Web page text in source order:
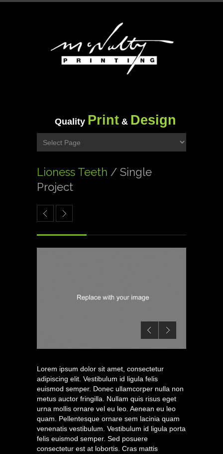
Quality Print & Design
Lioness Teeth / Single
Project
Lorem ipsum dolor sit amet, consectetur
adipiscing elit. Vestibulum id ligula felis
euismod semper. Donec ullamcorper nulla non
metus auctor fringilla. Nullam quis risus eget
urna mollis ornare vel eu leo. Aenean eu leo
quam. Pellentesque ornare sem lacinia quam
venenatis vestibulum. Vestibulum id ligula porta
felis euismod semper. Sed posuere
consectetur est at lobortis. Cras mattis